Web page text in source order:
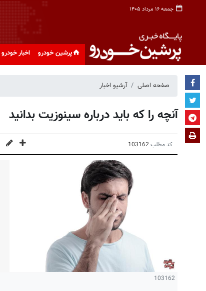
جمعه ۱۶ مرداد ۱۴۰۵
پرشین خودرو اخبار خودرو
صفحه اصلی آرشیو اخبار
آنچه را که باید درباره سینوزیت بدانید
کد مطلب103162
103162